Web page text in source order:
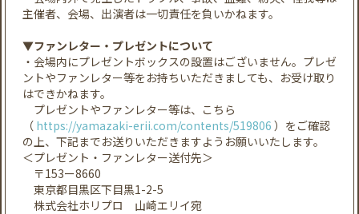
主催者、会場、出演者は一切責任を負いかねます。
▼ファンレター・プレゼントについて
・会場内にプレゼントボックスの設置はございません。プレゼ
ントやファンレター等をお持ちいただきましても、お受け取り
はできかねます。
プレゼントやファンレター等は、こちら
（ https://yamazaki-erii.com/contents/519806 ）をご確認
の上、下記までお送りいただきますようお願いいたします。
＜プレゼント・ファンレター送付先＞
〒153ー8660
東京都目黒区下目黒1-2-5
株式会社ホリプロ 山崎エリイ宛